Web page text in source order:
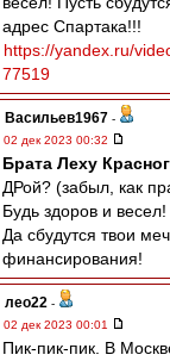
адрес Спартака!!!
https://yandex.ru/
77519
Васильев1967 -
02 дек 2023 00:32
Брата Леху
ДРой? (забыл, как
Будь здоров и весел!
Да сбудутся твои
финансирования!
лео22 -
02 дек 2023 00:01
Пик-пик-пик. В